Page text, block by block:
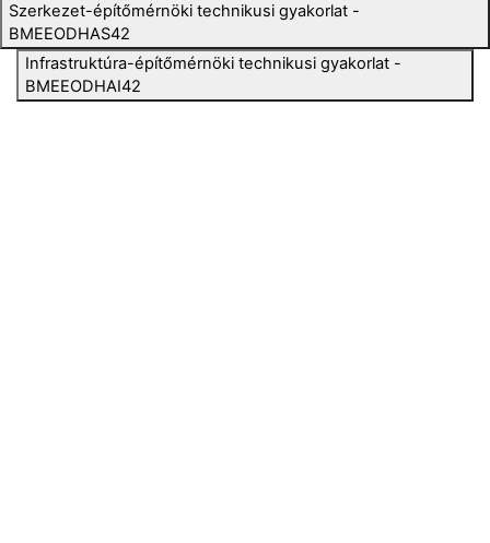
Szerkezet-építőmérnöki technikusi gyakorlat -
BMEEODHAS42
Infrastruktúra-építőmérnöki technikusi gyakorlat -
BMEEODHAI42